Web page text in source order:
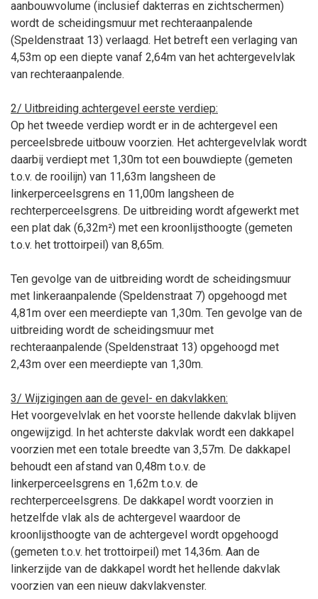
aanbouwvolume (inclusief dakterras en zichtschermen)
wordt de scheidingsmuur met rechteraanpalende
(Speldenstraat 13) verlaagd. Het betreft een verlaging van
4,53m op een diepte vanaf 2,64m van het achtergevelvlak
van rechteraanpalende.
2/ Uitbreiding achtergevel eerste verdiep:
Op het tweede verdiep wordt er in de achtergevel een
perceelsbrede uitbouw voorzien. Het achtergevelvlak wordt
daarbij verdiept met 1,30m tot een bouwdiepte (gemeten
t.o.v. de rooilijn) van 11,63m langsheen de
linkerperceelsgrens en 11,00m langsheen de
rechterperceelsgrens. De uitbreiding wordt afgewerkt met
een plat dak (6,32m²) met een kroonlijsthoogte (gemeten
t.o.v. het trottoirpeil) van 8,65m.
Ten gevolge van de uitbreiding wordt de scheidingsmuur
met linkeraanpalende (Speldenstraat 7) opgehoogd met
4,81m over een meerdiepte van 1,30m. Ten gevolge van de
uitbreiding wordt de scheidingsmuur met
rechteraanpalende (Speldenstraat 13) opgehoogd met
2,43m over een meerdiepte van 1,30m.
3/ Wijzigingen aan de gevel- en dakvlakken:
Het voorgevelvlak en het voorste hellende dakvlak blijven
ongewijzigd. In het achterste dakvlak wordt een dakkapel
voorzien met een totale breedte van 3,57m. De dakkapel
behoudt een afstand van 0,48m t.o.v. de
linkerperceelsgrens en 1,62m t.o.v. de
rechterperceelsgrens. De dakkapel wordt voorzien in
hetzelfde vlak als de achtergevel waardoor de
kroonlijsthoogte van de achtergevel wordt opgehoogd
(gemeten t.o.v. het trottoirpeil) met 14,36m. Aan de
linkerzijde van de dakkapel wordt het hellende dakvlak
voorzien van een nieuw dakvlakvenster.